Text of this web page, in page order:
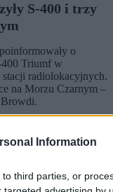
Information
third parties, or
S-400 i trzy
o
400 Triumf w
stacji radiolokacyjnych.
na Morzu Czarnym –
Browdi.